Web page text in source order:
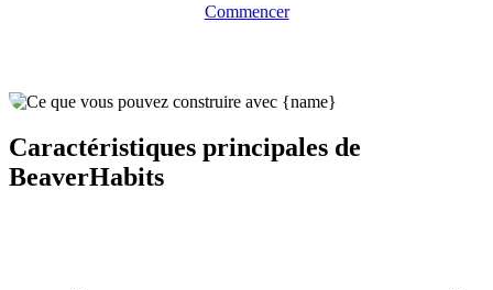
Commencer
Caractéristiques principales de
BeaverHabits